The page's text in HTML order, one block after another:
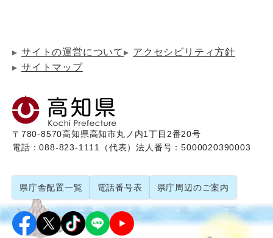
サイトの運営について
アクセシビリティ方針
サイトマップ
〒780-8570高知県高知市丸ノ内1丁目2番20号
電話：088-823-1111（代表）法人番号：5000020390003
県庁舎配置一覧 電話番号表 県庁周辺のご案内